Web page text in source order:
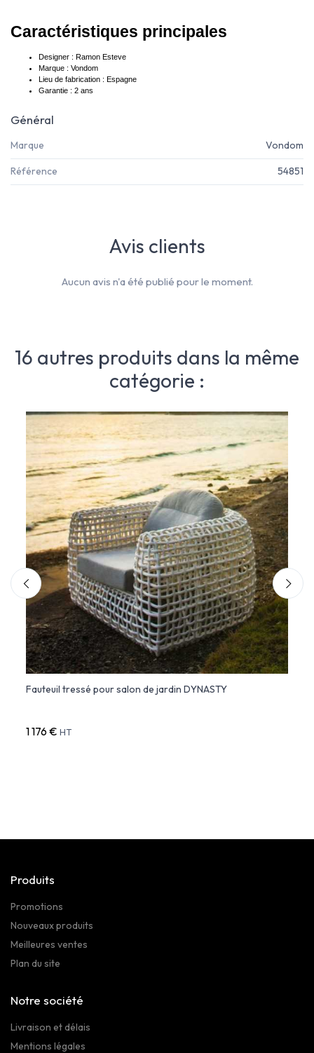
Caractéristiques principales
Designer : Ramon Esteve
Marque : Vondom
Lieu de fabrication : Espagne
⁠Garantie : 2 ans
Général
Marque Vondom
Référence 54851
Avis clients
Aucun avis n'a été publié pour le moment.
16 autres produits dans la même
catégorie :
Fauteuil tressé pour salon de jardin DYNASTY
1 176 € HT
Produits
Promotions
Nouveaux produits
Meilleures ventes
Plan du site
Notre société
Livraison et délais
Mentions légales